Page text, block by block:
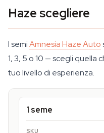
Haze scegliere
I semiAmnesia Haze Auto
1, 3, 5 o 10 — scegli quella
tuo livello di esperienza.
1 seme